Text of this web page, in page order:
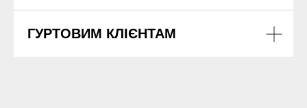
ГУРТОВИМ КЛІЄНТАМ